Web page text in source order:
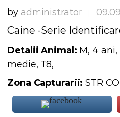
by administrator
Caine -Serie
Detalii Animal: M, 4
medie, T8,
Zona Capturarii: STR